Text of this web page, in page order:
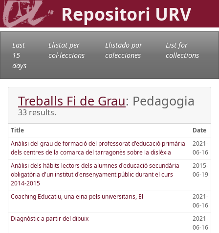
Repositori URV
Last
15
days
Llistat per
col·leccions
Llistado por
colecciones
List for
collections
Treballs Fi de Grau: Pedagogia
33 results.
Title
Date
Anàlisi del grau de formació del professorat d'educació primària
dels centres de la comarca del tarragonès sobre la dislèxia
2021-
06-16
Anàlisi dels hàbits lectors dels alumnes d'educació secundària
obligatòria d'un institut d'ensenyament públic durant el curs
2014-2015
2015-
06-19
Coaching Educatiu, una eina pels universitaris, El
2021-
06-16
Diagnòstic a partir del dibuix
2021-
06-16